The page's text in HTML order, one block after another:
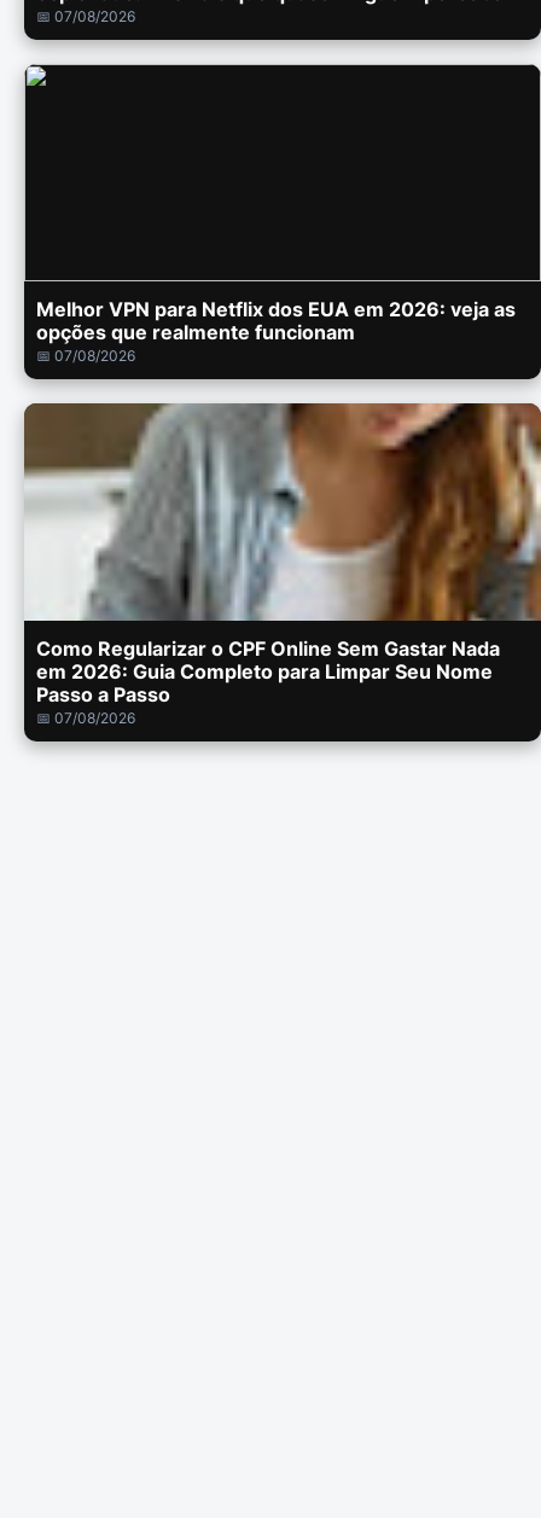
📅 07/08/2026
Melhor VPN para Netflix dos EUA em 2026: veja as
opções que realmente funcionam
📅 07/08/2026
Como Regularizar o CPF Online Sem Gastar Nada
em 2026: Guia Completo para Limpar Seu Nome
Passo a Passo
📅 07/08/2026